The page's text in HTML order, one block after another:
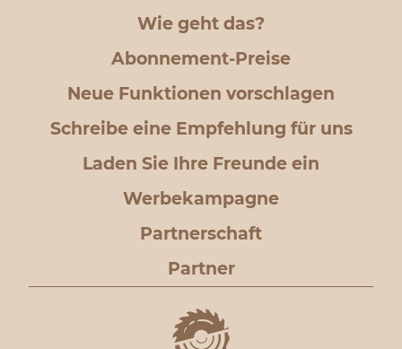
Wie geht das?
Abonnement-Preise
Neue Funktionen vorschlagen
Schreibe eine Empfehlung für uns
Laden Sie Ihre Freunde ein
Werbekampagne
Partnerschaft
Partner